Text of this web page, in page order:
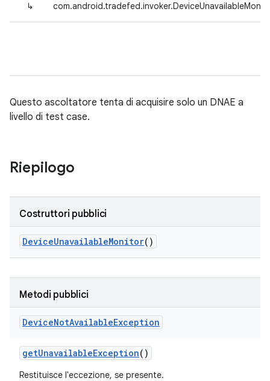
↳
Questo ascoltatore tenta di acquisire solo un DNAE a
livello di test case.
Riepilogo
Costruttori pubblici
DeviceUnavailableMonitor()
Metodi pubblici
DeviceNotAvailableException
getUnavailableException()
Restituisce l'eccezione, se presente.